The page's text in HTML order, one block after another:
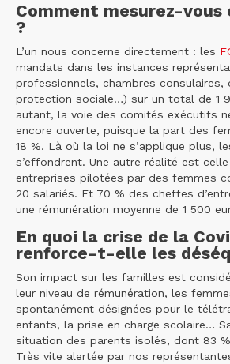
Comment mesurez-vous
?
L’un nous concerne directement : les
mandats dans les instances
professionnels, chambres consulaires,
protection sociale…) sur un total de 1
autant, la voie des comités exécutifs
encore ouverte, puisque la part des
18 %. Là où la loi ne s’applique plus,
s’effondrent. Une autre réalité est
entreprises pilotées par des femmes
20 salariés. Et 70 % des cheffes
une rémunération moyenne de 1 500
En quoi la crise de la
renforce-t-elle les
Son impact sur les familles est
leur niveau de rémunération, les
spontanément désignées pour le
enfants, la prise en charge scolaire…
situation des parents isolés, dont 83
Très vite alertée par nos